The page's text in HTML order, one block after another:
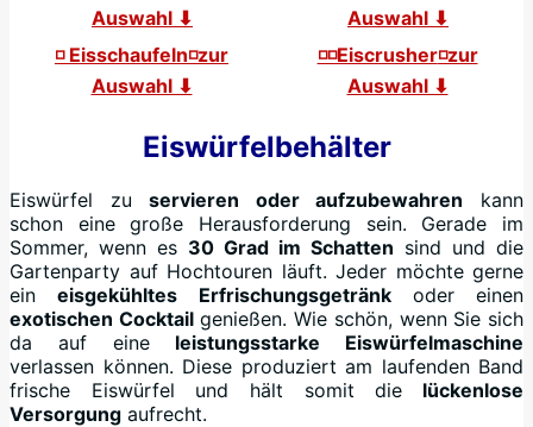
Auswahl ⬇
Auswahl ⬇
◽ Eisschaufeln◽zur
Auswahl ⬇
◽◽Eiscrusher◽zur
Auswahl ⬇
Eiswürfelbehälter
Eiswürfel zuservieren oder aufzubewahren kann
schon eine große Herausforderung sein. Gerade im
Sommer, wenn es 30 Grad im Schatten sind und die
Gartenparty auf Hochtouren läuft. Jeder möchte gerne
eineisgekühltes Erfrischungsgetränkoder einen
exotischen Cocktailgenießen. Wie schön, wenn Sie sich
da auf eine leistungsstarke Eiswürfelmaschine
verlassen können. Diese produziert am laufenden Band
frische Eiswürfel und hält somit die lückenlose
Versorgung aufrecht.